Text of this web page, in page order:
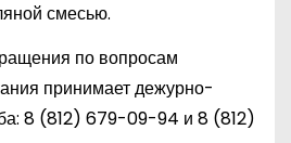
смесью.
по вопросам
принимает дежурно-
8 (812) 679-09-94 и 8 (812)